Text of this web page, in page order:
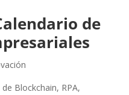
de
Blockchain, RPA,